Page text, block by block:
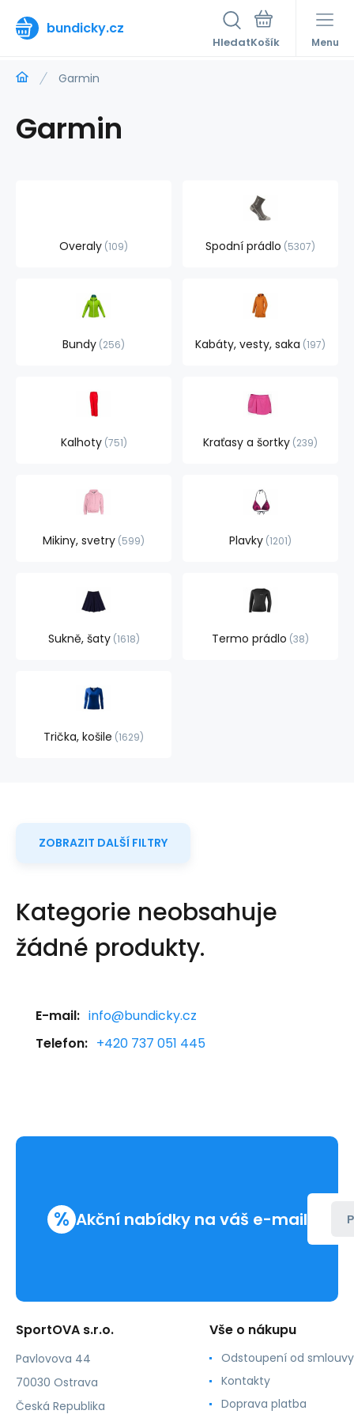
bundicky.cz
Hledat Menu
Garmin
Garmin
Overaly 109 Spodní prádlo 5307
Bundy 256 Kabáty, vesty, saka 197
Kalhoty 751 Kraťasy a šortky 239
Mikiny, svetry 599 Plavky 1201
Sukně, šaty 1618 Termo prádlo 38
Trička, košile 1629
ZOBRAZIT DALŠÍ FILTRY
Kategorie neobsahuje
žádné produkty.
E-mail: info@bundicky.cz
Telefon: +420 737 051 445
% Akční nabídky na váš e-mail
SportOVA s.r.o.
Pavlovova 44
70030 Ostrava
Česká Republika
Vše o nákupu
Odstoupení od smlouvy
Kontakty
Doprava platba